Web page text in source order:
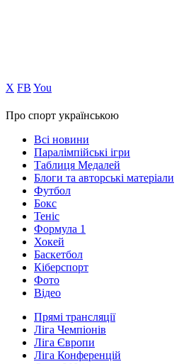
Х FB You
Про спорт українською
Всі новини
Паралімпійські ігри
Таблиця Медалей
Блоги та авторські матеріали
Футбол
Бокс
Теніс
Формула 1
Хокей
Баскетбол
Кіберспорт
Фото
Відео
Прямі трансляції
Ліга Чемпіонів
Ліга Європи
Ліга Конференцій